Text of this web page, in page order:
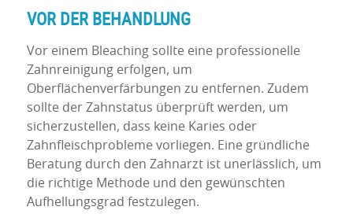
VOR DER BEHANDLUNG
Vor einem Bleaching sollte eine professionelle
Zahnreinigung erfolgen, um
Oberflächenverfärbungen zu entfernen. Zudem
sollte der Zahnstatus überprüft werden, um
sicherzustellen, dass keine Karies oder
Zahnfleischprobleme vorliegen. Eine gründliche
Beratung durch den Zahnarzt ist unerlässlich, um
die richtige Methode und den gewünschten
Aufhellungsgrad festzulegen.